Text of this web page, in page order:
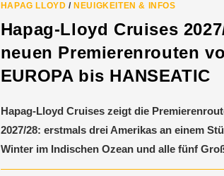
HAPAG LLOYD / NEUIGKEITEN & INFOS
Hapag-Lloyd Cruises
neuen Premierenrouten
EUROPA bis HANSEATIC
Hapag-Lloyd Cruises zeigt die
2027/28: erstmals drei Amerikas an einem
Winter im Indischen Ozean und alle fünf